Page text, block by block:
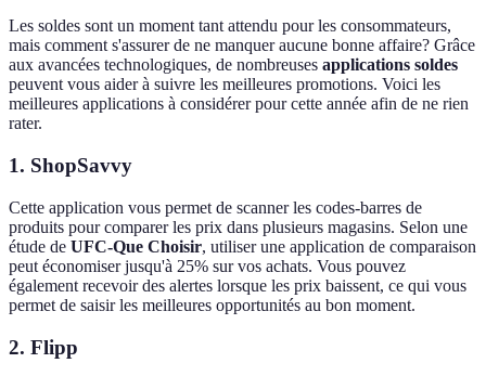
Les soldes sont un moment tant attendu pour les consommateurs,
mais comment s'assurer de ne manquer aucune bonne affaire? Grâce
aux avancées technologiques, de nombreuses applications soldes
peuvent vous aider à suivre les meilleures promotions. Voici les
meilleures applications à considérer pour cette année afin de ne rien
rater.
1. ShopSavvy
Cette application vous permet de scanner les codes-barres de
produits pour comparer les prix dans plusieurs magasins. Selon une
étude de UFC-Que Choisir, utiliser une application de comparaison
peut économiser jusqu'à 25% sur vos achats. Vous pouvez
également recevoir des alertes lorsque les prix baissent, ce qui vous
permet de saisir les meilleures opportunités au bon moment.
2. Flipp